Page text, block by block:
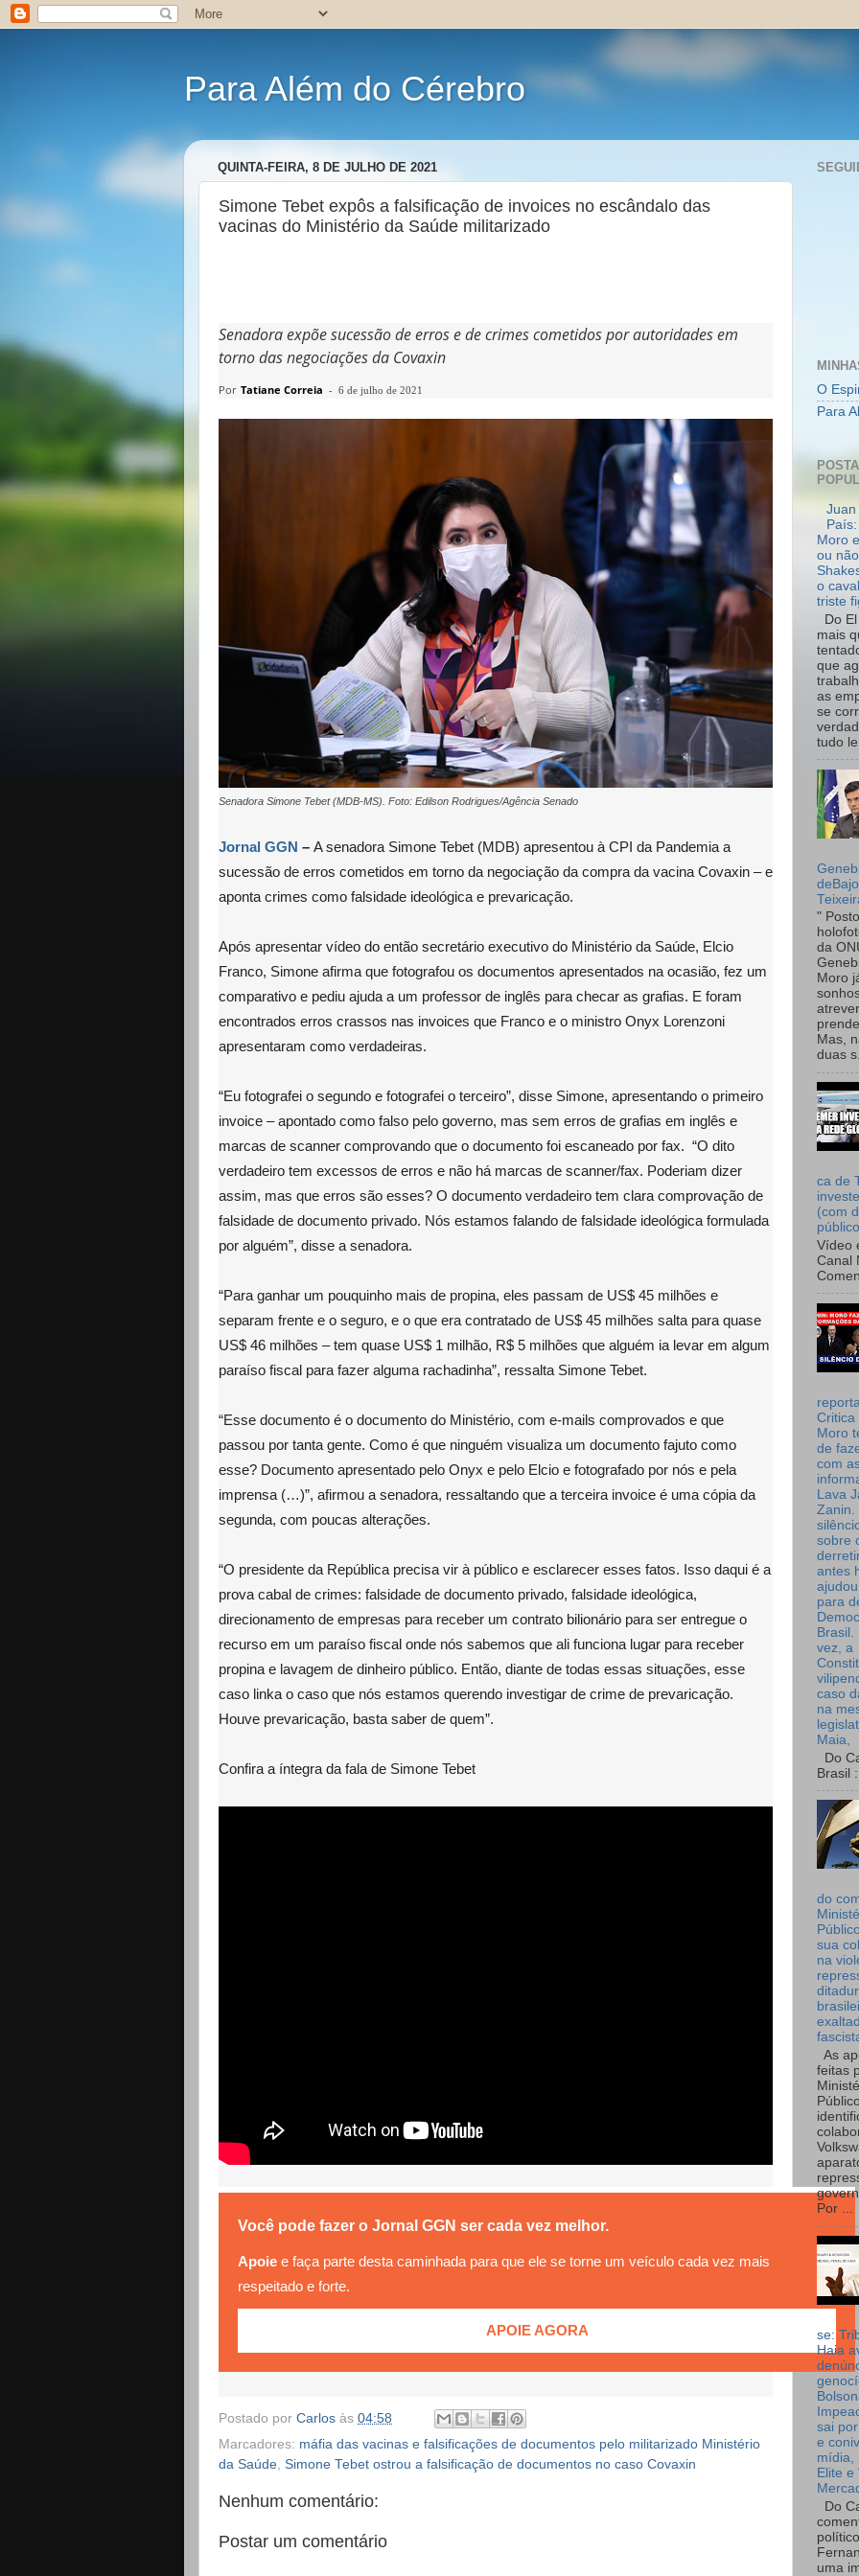
Para Além do Cérebro
QUINTA-FEIRA, 8 DE JULHO DE 2021
Simone Tebet expôs a falsificação de invoices no escândalo das
vacinas do Ministério da Saúde militarizado
Senadora expõe sucessão de erros e de crimes cometidos por autoridades em
torno das negociações da Covaxin
Por Tatiane Correia - 6 de julho de 2021
Senadora Simone Tebet (MDB-MS). Foto: Edilson Rodrigues/Agência Senado
Jornal GGN – A senadora Simone Tebet (MDB) apresentou à CPI da Pandemia a
sucessão de erros cometidos em torno da negociação da compra da vacina Covaxin – e
aponta crimes como falsidade ideológica e prevaricação.
Após apresentar vídeo do então secretário executivo do Ministério da Saúde, Elcio
Franco, Simone afirma que fotografou os documentos apresentados na ocasião, fez um
comparativo e pediu ajuda a um professor de inglês para checar as grafias. E foram
encontrados erros crassos nas invoices que Franco e o ministro Onyx Lorenzoni
apresentaram como verdadeiras.
“Eu fotografei o segundo e fotografei o terceiro”, disse Simone, apresentando o primeiro
invoice – apontado como falso pelo governo, mas sem erros de grafias em inglês e
marcas de scanner comprovando que o documento foi escaneado por fax. “O dito
verdadeiro tem excessos de erros e não há marcas de scanner/fax. Poderiam dizer
assim, mas que erros são esses? O documento verdadeiro tem clara comprovação de
falsidade de documento privado. Nós estamos falando de falsidade ideológica formulada
por alguém”, disse a senadora.
“Para ganhar um pouquinho mais de propina, eles passam de US$ 45 milhões e
separam frente e o seguro, e o que era contratado de US$ 45 milhões salta para quase
US$ 46 milhões – tem quase US$ 1 milhão, R$ 5 milhões que alguém ia levar em algum
paraíso fiscal para fazer alguma rachadinha”, ressalta Simone Tebet.
“Esse documento é o documento do Ministério, com e-mails comprovados e que
passou por tanta gente. Como é que ninguém visualiza um documento fajuto como
esse? Documento apresentado pelo Onyx e pelo Elcio e fotografado por nós e pela
imprensa (…)”, afirmou a senadora, ressaltando que a terceira invoice é uma cópia da
segunda, com poucas alterações.
“O presidente da República precisa vir à público e esclarecer esses fatos. Isso daqui é a
prova cabal de crimes: falsidade de documento privado, falsidade ideológica,
direcionamento de empresas para receber um contrato bilionário para ser entregue o
recurso em um paraíso fiscal onde nós sabemos que ali funciona lugar para receber
propina e lavagem de dinheiro público. Então, diante de todas essas situações, esse
caso linka o caso que nós estamos querendo investigar de crime de prevaricação.
Houve prevaricação, basta saber de quem”.
Confira a íntegra da fala de Simone Tebet
Você pode fazer o Jornal GGN ser cada vez melhor.
Apoie e faça parte desta caminhada para que ele se torne um veículo cada vez mais
respeitado e forte.
APOIE AGORA
Postado por Carlos às 04:58
Marcadores: máfia das vacinas e falsificações de documentos pelo militarizado Ministério
da Saúde, Simone Tebet ostrou a falsificação de documentos no caso Covaxin
Nenhum comentário:
Postar um comentário
O
Para
Juan
Moro
ou
o
triste
Do
mais
que
as
se
tudo
"
da
Moro
Mas,
duas
ca de
(com
Vídeo
Canal
Critica
Moro
de
com
Lava
Zanin.
sobre
antes
para
Brasil.
vez, a
caso
na
Maia,
Do
Brasil :
do
sua
na
As
feitas
Por ...
se:
Haia
sai
e
mídia,
Elite e
Do
uma